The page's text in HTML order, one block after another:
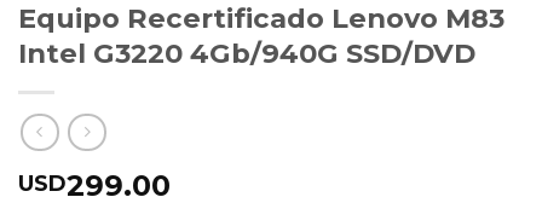
Equipo Recertificado Lenovo M83
Intel G3220 4Gb/940G SSD/DVD
USD299.00